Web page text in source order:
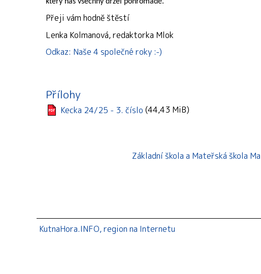
který nás všechny držel pohromadě.
Přeji vám hodně štěstí
Lenka Kolmanová, redaktorka Mlok
Odkaz: Naše 4 společné roky :-)
Přílohy
Kecka 24/25 - 3. číslo (44,43 MiB)
Základní škola a Mateřská škola
KutnaHora.INFO, region na Internetu